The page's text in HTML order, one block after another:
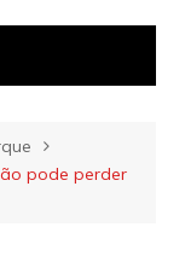
pode perder